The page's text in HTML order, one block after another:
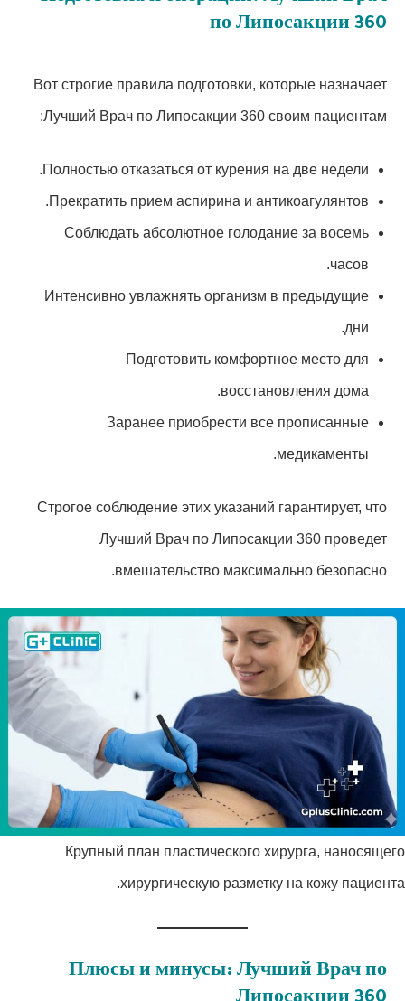
по Липосакции 360
Вот строгие правила подготовки, которые назначает
Лучший Врач по Липосакции 360 своим пациентам:
Полностью отказаться от курения на две недели.
Прекратить прием аспирина и антикоагулянтов.
Соблюдать абсолютное голодание за восемь
часов.
Интенсивно увлажнять организм в предыдущие
дни.
Подготовить комфортное место для
восстановления дома.
Заранее приобрести все прописанные
медикаменты.
Строгое соблюдение этих указаний гарантирует, что
Лучший Врач по Липосакции 360 проведет
вмешательство максимально безопасно.
Крупный план пластического хирурга, наносящего
хирургическую разметку на кожу пациента.
Плюсы и минусы: Лучший Врач по